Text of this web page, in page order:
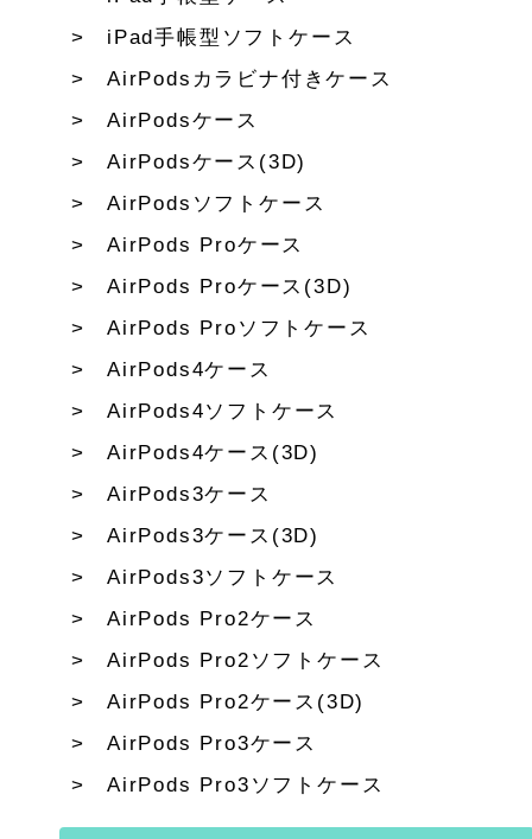
iPad手帳型ソフトケース
AirPodsカラビナ付きケース
AirPodsケース
AirPodsケース(3D)
AirPodsソフトケース
AirPods Proケース
AirPods Proケース(3D)
AirPods Proソフトケース
AirPods4ケース
AirPods4ソフトケース
AirPods4ケース(3D)
AirPods3ケース
AirPods3ケース(3D)
AirPods3ソフトケース
AirPods Pro2ケース
AirPods Pro2ソフトケース
AirPods Pro2ケース(3D)
AirPods Pro3ケース
AirPods Pro3ソフトケース